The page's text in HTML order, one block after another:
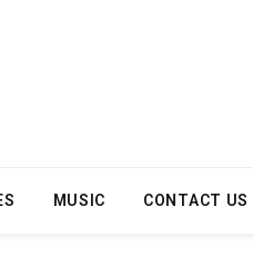
MUSIC CONTACT US